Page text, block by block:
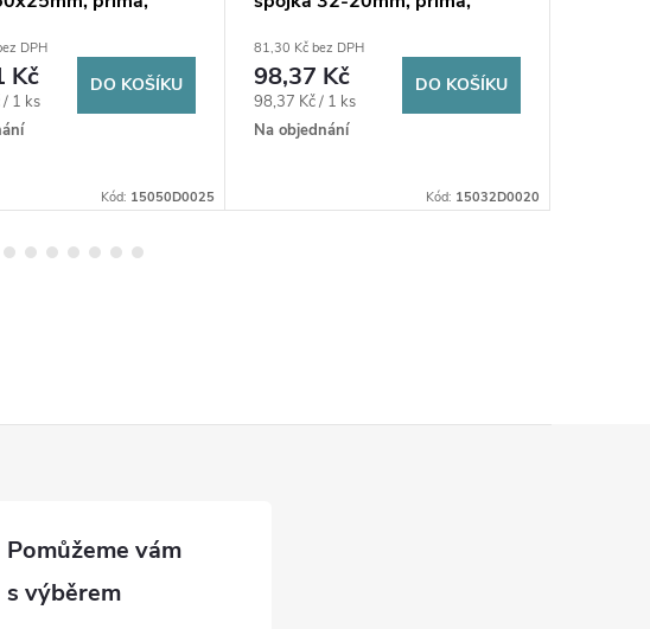
DPH
Kč
1 ks
DO KOŠÍKU
Kód: 15050D0025
plast
81,30 Kč bez DPH
98,37 Kč
Měrná
cena:
98,37 Kč / 1 ks
Na objednání
DO KOŠÍKU
Kód: 15032D0020